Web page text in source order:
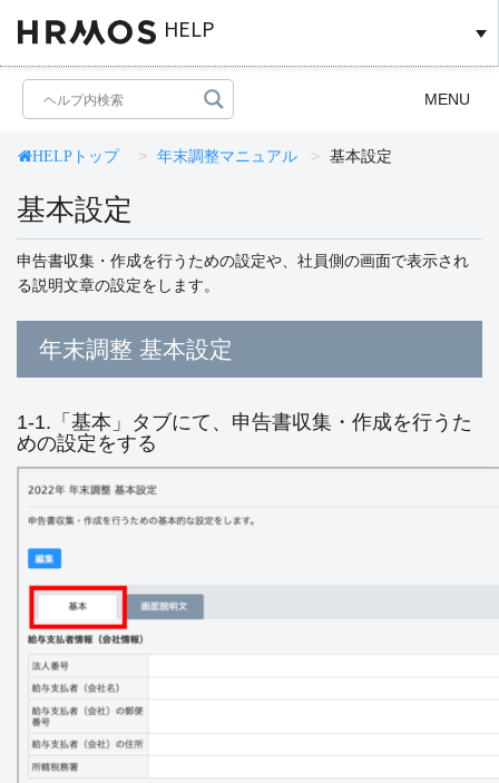
HELP
Toggle
MENU
HELPトップ 年末調整マニュアル 基本設定
基本設定
申告書収集・作成を行うための設定や、社員側の画面で表示され
る説明文章の設定をします。
年末調整 基本設定
1-1.「基本」タブにて、申告書収集・作成を行うた
めの設定をする